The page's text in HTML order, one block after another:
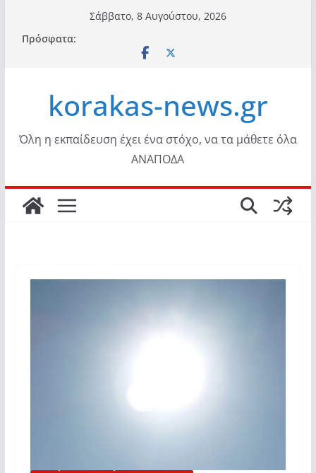
περιεχόμενο
Σάββατο, 8 Αυγούστου, 2026
Πρόσφατα:
korakas-news.gr
Όλη η εκπαίδευση έχει ένα στόχο, να τα μάθετε όλα
ΑΝΑΠΟΔΑ